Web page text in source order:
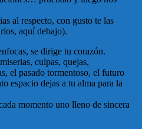
al respecto, con gusto te las
aquí debajo).
se dirige tu corazón.
culpas, quejas,
el pasado tormentoso, el futuro
espacio dejas a tu alma para la
momento uno lleno de sincera